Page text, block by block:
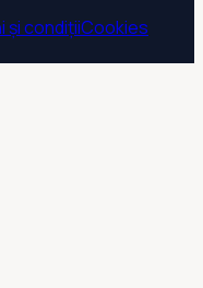
și condițiiCookies